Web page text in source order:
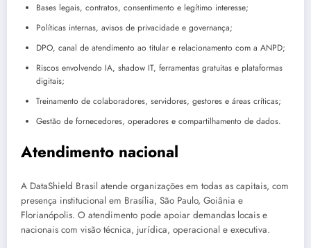
Bases legais, contratos, consentimento e legítimo interesse;
Políticas internas, avisos de privacidade e governança;
DPO, canal de atendimento ao titular e relacionamento com a ANPD;
Riscos envolvendo IA, shadow IT, ferramentas gratuitas e plataformas
digitais;
Treinamento de colaboradores, servidores, gestores e áreas críticas;
Gestão de fornecedores, operadores e compartilhamento de dados.
Atendimento nacional
A DataShield Brasil atende organizações em todas as capitais, com
presença institucional em Brasília, São Paulo, Goiânia e
Florianópolis. O atendimento pode apoiar demandas locais e
nacionais com visão técnica, jurídica, operacional e executiva.